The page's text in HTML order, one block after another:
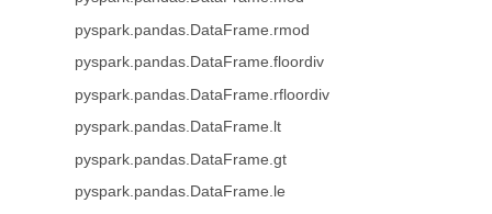
pyspark.pandas.DataFrame.rmod
pyspark.pandas.DataFrame.floordiv
pyspark.pandas.DataFrame.rfloordiv
pyspark.pandas.DataFrame.lt
pyspark.pandas.DataFrame.gt
pyspark.pandas.DataFrame.le